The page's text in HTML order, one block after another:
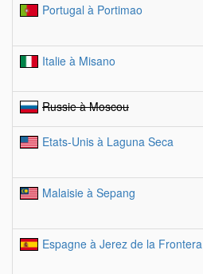
Portugal à Portimao
Italie à Misano
Russie à Moscou
Etats-Unis à Laguna Seca
Malaisie à Sepang
Espagne à Jerez de la Frontera